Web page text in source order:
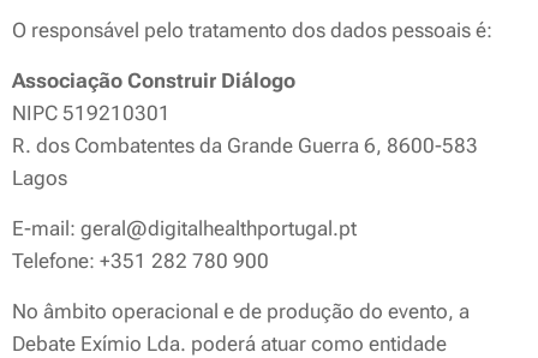
O responsável pelo tratamento dos dados pessoais é:
Associação Construir Diálogo
NIPC 519210301
R. dos Combatentes da Grande Guerra 6, 8600-583
Lagos
E-mail: geral@digitalhealthportugal.pt
Telefone: +351 282 780 900
No âmbito operacional e de produção do evento, a
Debate Exímio Lda. poderá atuar como entidade